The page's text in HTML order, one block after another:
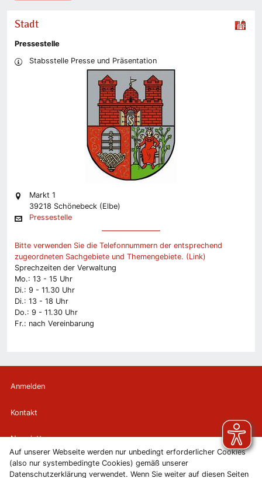
Auf unserer Webseite werden nur unbedingt erforderlicher Cookies
(also nur systembedingte Cookies) gemäß unserer
Datenschutzerklärung verwendet. Wenn Sie weiter auf diesen Seiten
Stadt
Pressestelle
Stabsstelle Presse und Präsentation
Markt 1
39218 Schönebeck (Elbe)
Pressestelle
Bitte verwenden Sie die Telefonnummern der entsprechend
zugeordneten Sachgebiete und Themengebiete. (Link)
Sprechzeiten der Verwaltung
Mo.: 13 - 15 Uhr
Di.: 9 - 11.30 Uhr
Di.: 13 - 18 Uhr
Do.: 9 - 11.30 Uhr
Fr.: nach Vereinbarung
Anmelden
Kontakt
Newsletter
Newsletterabmeldung